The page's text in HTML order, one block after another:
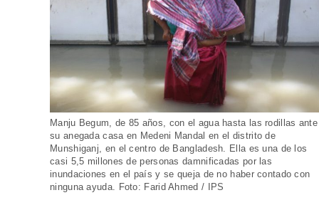
Manju Begum, de 85 años, con el agua hasta las rodillas ante
su anegada casa en Medeni Mandal en el distrito de
Munshiganj, en el centro de Bangladesh. Ella es una de los
casi 5,5 millones de personas damnificadas por las
inundaciones en el país y se queja de no haber contado con
ninguna ayuda. Foto: Farid Ahmed / IPS